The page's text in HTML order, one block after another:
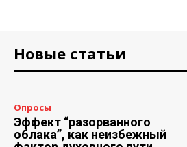
Новые статьи
Опросы
Эффект “разорванного
облака”, как неизбежный